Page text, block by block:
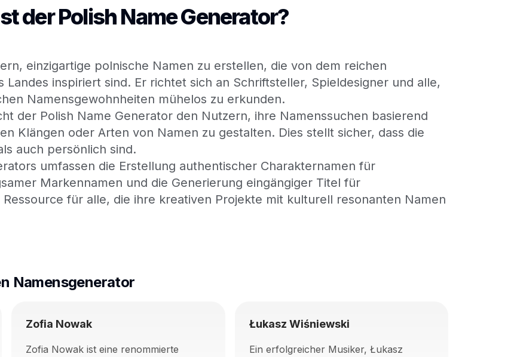
der Polish Name Generator?
einzigartige polnische Namen zu erstellen, die von dem reichen
inspiriert sind. Er richtet sich an Schriftsteller, Spieldesigner und alle,
Namensgewohnheiten mühelos zu erkunden.
der Polish Name Generator den Nutzern, ihre Namenssuchen basierend
Klängen oder Arten von Namen zu gestalten. Dies stellt sicher, dass die
auch persönlich sind.
umfassen die Erstellung authentischer Charakternamen für
Markennamen und die Generierung eingängiger Titel für
für alle, die ihre kreativen Projekte mit kulturell resonanten Namen
Namensgenerator
Zofia Nowak
Zofia Nowak ist eine renommierte
Łukasz Wiśniewski
Ein erfolgreicher Musiker, Łukasz